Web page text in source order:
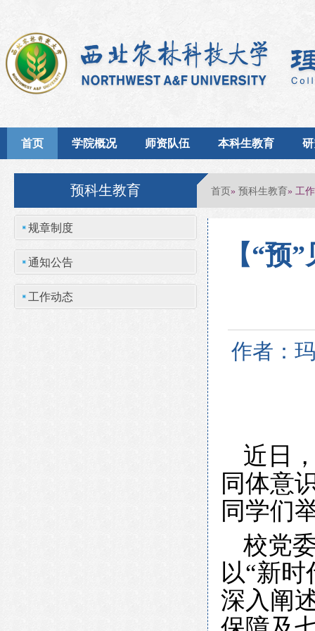
首页 学院概况 师资队伍 本科生教育
预科生教育 首页» 预科生教育» 工
规章制度
通知公告
工作动态
【“预
作者：
近日
同体意
同学们
校党
以“新
深入阐